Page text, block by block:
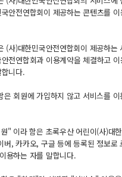
안전연합회이 제공하는 콘텐츠를
(사)대한민국안전연합회이 제공하는
전연합회과 이용계약을 체결하고
니다.
은 회원에 가입하지 않고 서비스를 이
" 이라 함은 초록우산 어린이(사)대
버, 카카오, 구글 등에 등록된 정보로
용하는 자를 말합니다.